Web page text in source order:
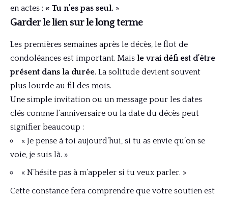
en actes : « Tu n’es pas seul. »
Garder le lien sur le long terme
Les premières semaines après le décès, le flot de
condoléances est important. Mais le vrai défi est d’être
présent dans la durée. La solitude devient souvent
plus lourde au fil des mois.
Une simple invitation ou un message pour les dates
clés comme l’anniversaire ou la date du décès peut
signifier beaucoup :
« Je pense à toi aujourd’hui, si tu as envie qu’on se
voie, je suis là. »
« N’hésite pas à m’appeler si tu veux parler. »
Cette constance fera comprendre que votre soutien est